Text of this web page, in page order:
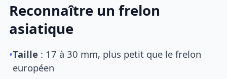
Reconnaître un frelon
asiatique
•Taille : 17 à 30 mm, plus petit que le frelon
européen